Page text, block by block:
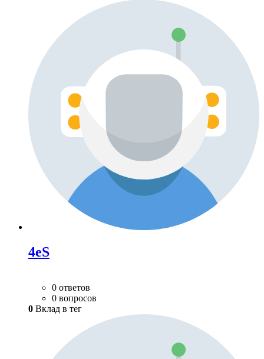
4eS
0 ответов
0 вопросов
0 Вклад в тег